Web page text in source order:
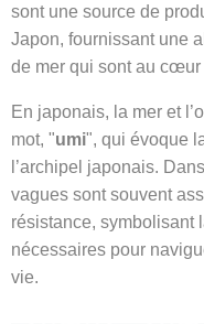
sont une source de
Japon, fournissant une
de mer qui sont au
En japonais, la mer et
mot, "umi", qui évoque
l’archipel japonais.
vagues sont souvent
résistance, symbolisant
nécessaires pour
vie.